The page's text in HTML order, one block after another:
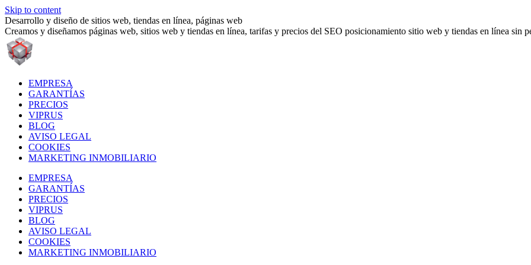
Skip to content
Desarrollo y diseño de sitios web, tiendas en línea, páginas web
Creamos y diseñamos páginas web, sitios web y tiendas en línea, tarifas y precios del SEO posicionamiento sitio web y tiendas en línea sin
EMPRESA
GARANTÍAS
PRECIOS
VIPRUS
BLOG
AVISO LEGAL
COOKIES
MARKETING INMOBILIARIO
EMPRESA
GARANTÍAS
PRECIOS
VIPRUS
BLOG
AVISO LEGAL
COOKIES
MARKETING INMOBILIARIO